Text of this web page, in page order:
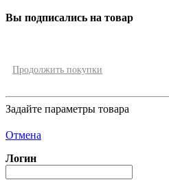
Вы подписались на товар
Продолжить покупки
Задайте параметры товара
Отмена
Логин